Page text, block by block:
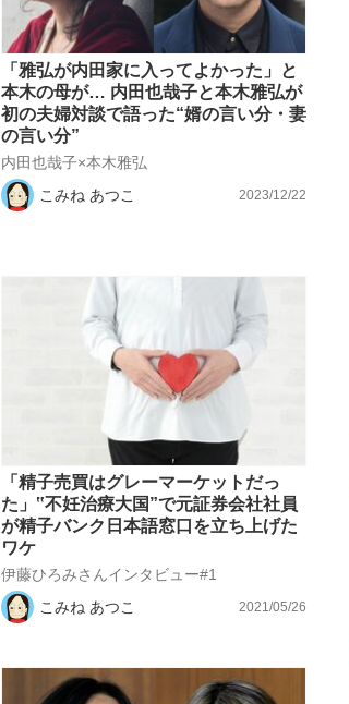
「雅弘が内田家に入ってよかった」と
本木の母が… 内田也哉子と本木雅弘が
初の夫婦対談で語った“婿の言い分・妻
の言い分”
内田也哉子×本木雅弘
こみね あつこ
2023/12/22
「精子売買はグレーマーケットだっ
た」‟不妊治療大国”で元証券会社社員
が精子バンク日本語窓口を立ち上げた
ワケ
伊藤ひろみさんインタビュー#1
こみね あつこ
2021/05/26